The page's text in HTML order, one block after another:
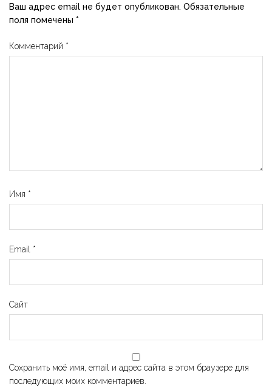
Ваш адрес email не будет опубликован. Обязательные
поля помечены *
Комментарий *
Имя *
Email *
Сайт
Сохранить моё имя, email и адрес сайта в этом браузере для
последующих моих комментариев.